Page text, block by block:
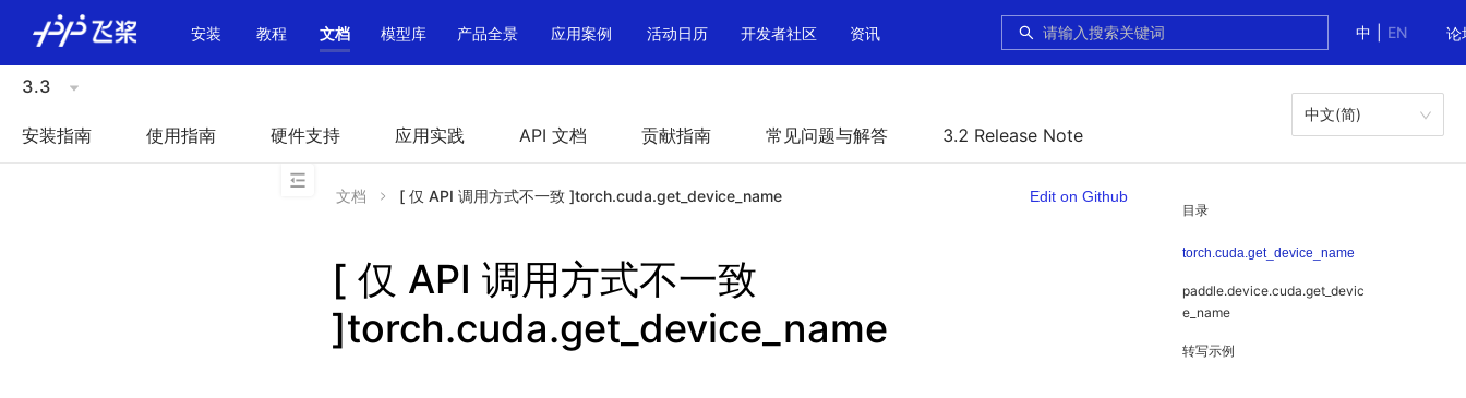
中
EN 论
安装 教程 文档 模型库 产品全景 应用案例 活动日历 开发者社区 资讯
3.3
安装指南 使用指南 硬件支持 应用实践 API 文档 贡献指南 常见问题与解答 3.2 Release Note
中文(简)
目录
torch.cuda.get_device_name
paddle.device.cuda.get_devic
e_name
转写示例
文档 [ 仅 API 调用方式不一致 ]torch.cuda.get_device_name Edit on Github
[ 仅 API 调用方式不一致
]torch.cuda.get_device_name